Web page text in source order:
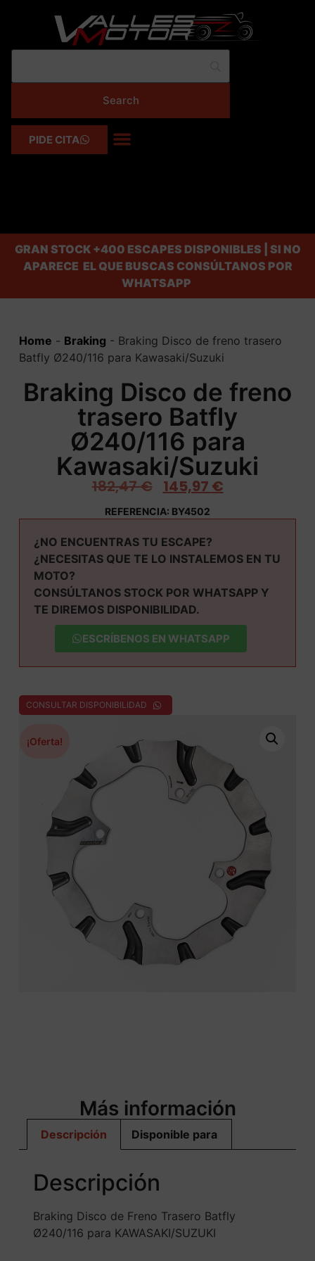
PIDE CITA
GRAN STOCK+400 ESCAPES DISPONIBLES | SI NO
APARECE EL QUE BUSCAS CONSÚLTANOS POR
WHATSAPP
Home - Braking - Braking Disco de freno trasero
Batfly Ø240/116 para Kawasaki/Suzuki
Braking Disco de freno
trasero Batfly
Ø240/116 para
Kawasaki/Suzuki
182,47€ 145,97 €
REFERENCIA: BY4502
¿NO ENCUENTRAS TU ESCAPE?
¿NECESITAS QUE TE LO INSTALEMOS EN TU
MOTO?
CONSÚLTANOS STOCK POR WHATSAPP Y
TE DIREMOS DISPONIBILIDAD.
ESCRÍBENOS EN WHATSAPP
CONSULTAR DISPONIBILIDAD
¡Oferta!
Más información
Descripción Disponible para
Descripción
Braking Disco de Freno Trasero Batfly
Ø240/116 para KAWASAKI/SUZUKI